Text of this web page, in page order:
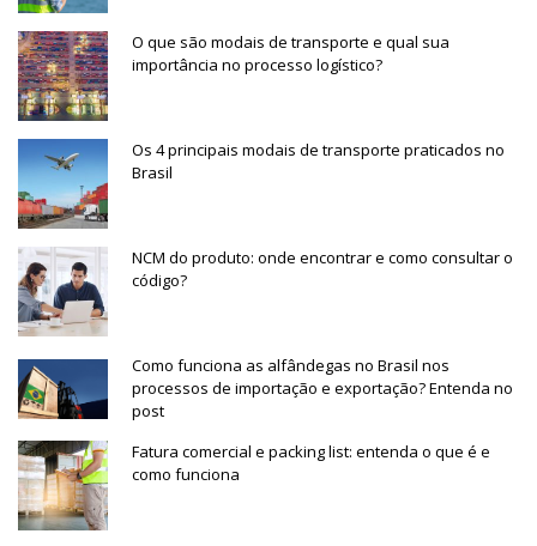
O que são modais de transporte e qual sua
importância no processo logístico?
Os 4 principais modais de transporte praticados no
Brasil
NCM do produto: onde encontrar e como consultar o
código?
Como funciona as alfândegas no Brasil nos
processos de importação e exportação? Entenda no
post
Fatura comercial e packing list: entenda o que é e
como funciona